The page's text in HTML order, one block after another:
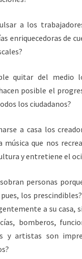
a los
enriquecedoras de
quitar del medio
posible el
los ciudadanos?
a casa los
música que nos
y entretiene el
personas
los
a su casa,
bomberos,
y artistas son